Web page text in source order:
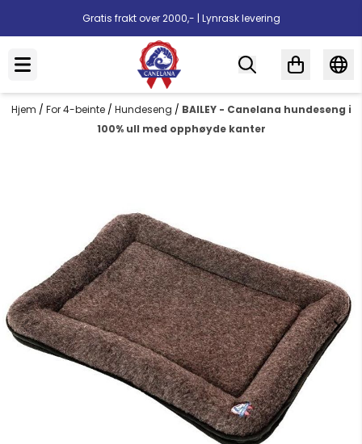
Hopp til innholdGratis frakt over 2000,- | Lynrask levering
Hjem / For 4-beinte / Hundeseng / BAILEY - Canelana hundeseng i
100% ull med opphøyde kanter